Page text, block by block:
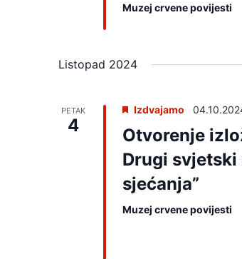
Muzej crvene povijesti
Listopad 2024
PETAK
4
Izdvajamo
Otvorenje
Drugi svjetski
sjećanja”
Muzej crvene povijesti